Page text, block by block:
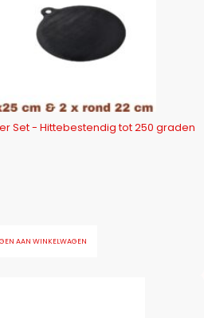
Set - Hittebestendig tot 250 graden
AAN WINKELWAGEN